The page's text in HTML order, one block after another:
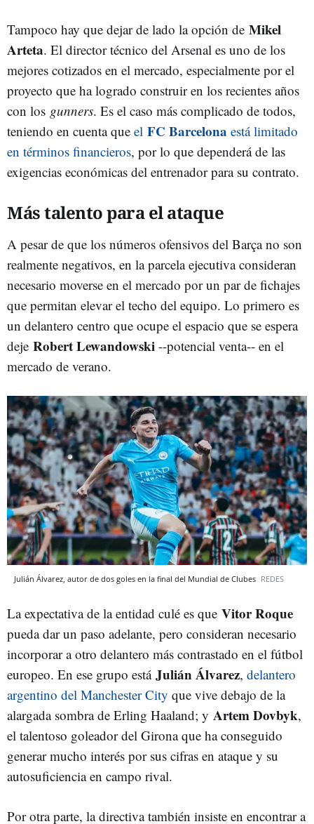
Tampoco hay que dejar de lado la opción de Mikel
Arteta. El director técnico del Arsenal es uno de los
mejores cotizados en el mercado, especialmente por el
proyecto que ha logrado construir en los recientes años
con los gunners. Es el caso más complicado de todos,
teniendo en cuenta que el FC Barcelona está limitado
en términos financieros, por lo que dependerá de las
exigencias económicas del entrenador para su contrato.
Más talento para el ataque
A pesar de que los números ofensivos del Barça no son
realmente negativos, en la parcela ejecutiva consideran
necesario moverse en el mercado por un par de fichajes
que permitan elevar el techo del equipo. Lo primero es
un delantero centro que ocupe el espacio que se espera
deje Robert Lewandowski --potencial venta-- en el
mercado de verano.
Julián Álvarez, autor de dos goles en la final del Mundial de Clubes REDES
La expectativa de la entidad culé es que Vitor Roque
pueda dar un paso adelante, pero consideran necesario
incorporar a otro delantero más contrastado en el fútbol
europeo. En ese grupo está Julián Álvarez, delantero
argentino del Manchester City que vive debajo de la
alargada sombra de Erling Haaland; y Artem Dovbyk,
el talentoso goleador del Girona que ha conseguido
generar mucho interés por sus cifras en ataque y su
autosuficiencia en campo rival.
Por otra parte, la directiva también insiste en encontrar a